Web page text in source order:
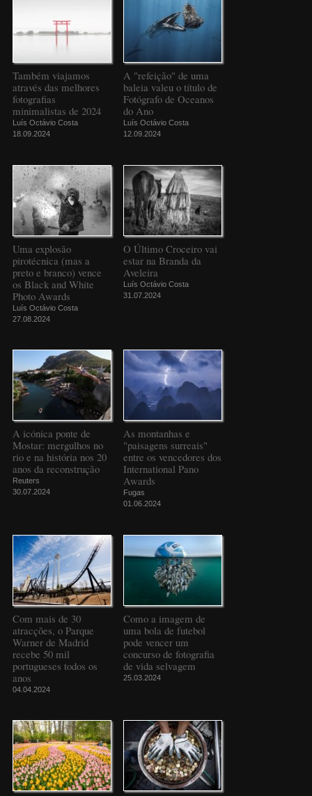
Também viajamos
através das melhores
fotografias
minimalistas de 2024
Luís Octávio Costa
18.09.2024
A "refeição" de uma
baleia valeu o título de
Fotógrafo de Oceanos
do Ano
Luís Octávio Costa
12.09.2024
Uma explosão
pirotécnica (mas a
preto e branco) vence
os Black and White
Photo Awards
Luís Octávio Costa
27.08.2024
O Último Croceiro vai
estar na Branda da
Aveleira
Luís Octávio Costa
31.07.2024
A icónica ponte de
Mostar: mergulhos no
rio e na história nos 20
anos da reconstrução
Reuters
30.07.2024
As montanhas e
"paisagens surreais"
entre os vencedores dos
International Pano
Awards
Fugas
01.06.2024
Com mais de 30
atracções, o Parque
Warner de Madrid
recebe 50 mil
portugueses todos os
anos
04.04.2024
Como a imagem de
uma bola de futebol
pode vencer um
concurso de fotografia
de vida selvagem
25.03.2024